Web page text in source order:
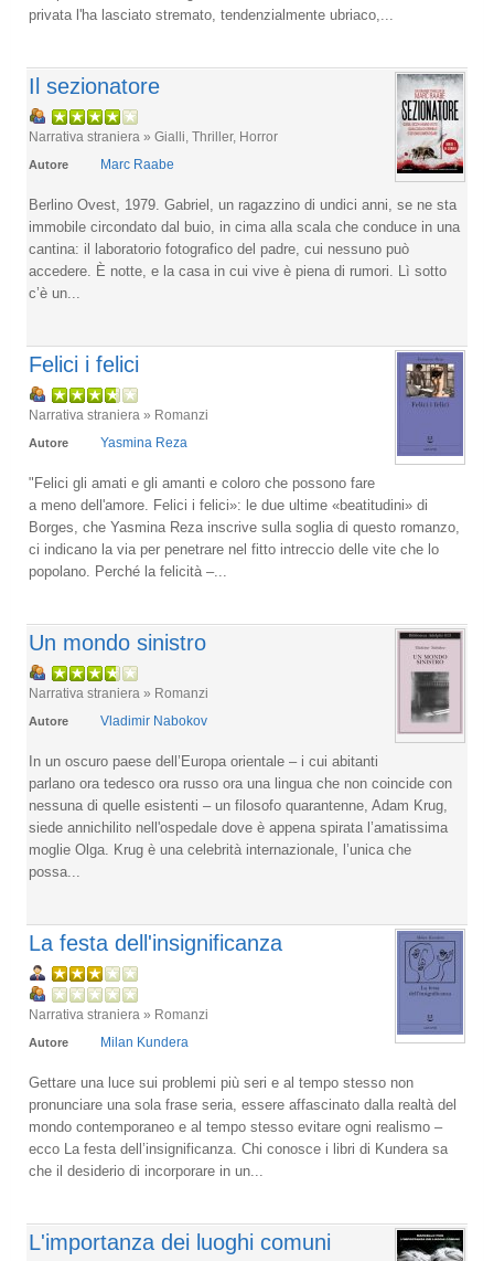
privata l'ha lasciato stremato, tendenzialmente ubriaco,...
Il sezionatore
Narrativa straniera » Gialli, Thriller, Horror
Autore Marc Raabe
Berlino Ovest, 1979. Gabriel, un ragazzino di undici anni, se ne sta
immobile circondato dal buio, in cima alla scala che conduce in una
cantina: il laboratorio fotografico del padre, cui nessuno può
accedere. È notte, e la casa in cui vive è piena di rumori. Lì sotto
c’è un...
Felici i felici
Narrativa straniera » Romanzi
Autore Yasmina Reza
"Felici gli amati e gli amanti e coloro che possono fare
a meno dell'amore. Felici i felici»: le due ultime «beatitudini» di
Borges, che Yasmina Reza inscrive sulla soglia di questo romanzo,
ci indicano la via per penetrare nel fitto intreccio delle vite che lo
popolano. Perché la felicità –...
Un mondo sinistro
Narrativa straniera » Romanzi
Autore Vladimir Nabokov
In un oscuro paese dell’Europa orientale – i cui abitanti
parlano ora tedesco ora russo ora una lingua che non coincide con
nessuna di quelle esistenti – un filosofo quarantenne, Adam Krug,
siede annichilito nell'ospedale dove è appena spirata l’amatissima
moglie Olga. Krug è una celebrità internazionale, l’unica che
possa...
La festa dell'insignificanza
Narrativa straniera » Romanzi
Autore Milan Kundera
Gettare una luce sui problemi più seri e al tempo stesso non
pronunciare una sola frase seria, essere affascinato dalla realtà del
mondo contemporaneo e al tempo stesso evitare ogni realismo –
ecco La festa dell’insignificanza. Chi conosce i libri di Kundera sa
che il desiderio di incorporare in un...
L'importanza dei luoghi comuni